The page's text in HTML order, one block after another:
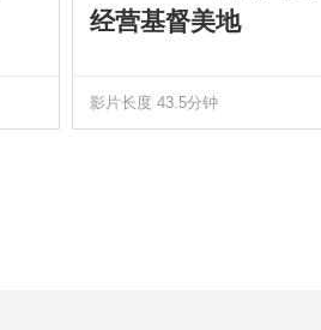
经营基督美地
影片长度 43.5分钟